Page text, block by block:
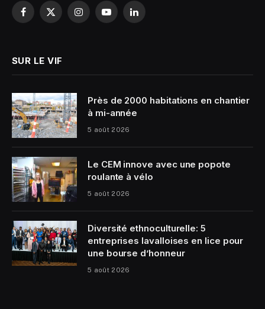
Facebook
X
InstagramYouTubeLinkedIn
SUR LE VIF
Près de 2000 habitations en chantier
à mi-année
5 août 2026
Le CEM innove avec une popote
roulante à vélo
5 août 2026
Diversité ethnoculturelle: 5
entreprises lavalloises en lice pour
une bourse d’honneur
5 août 2026